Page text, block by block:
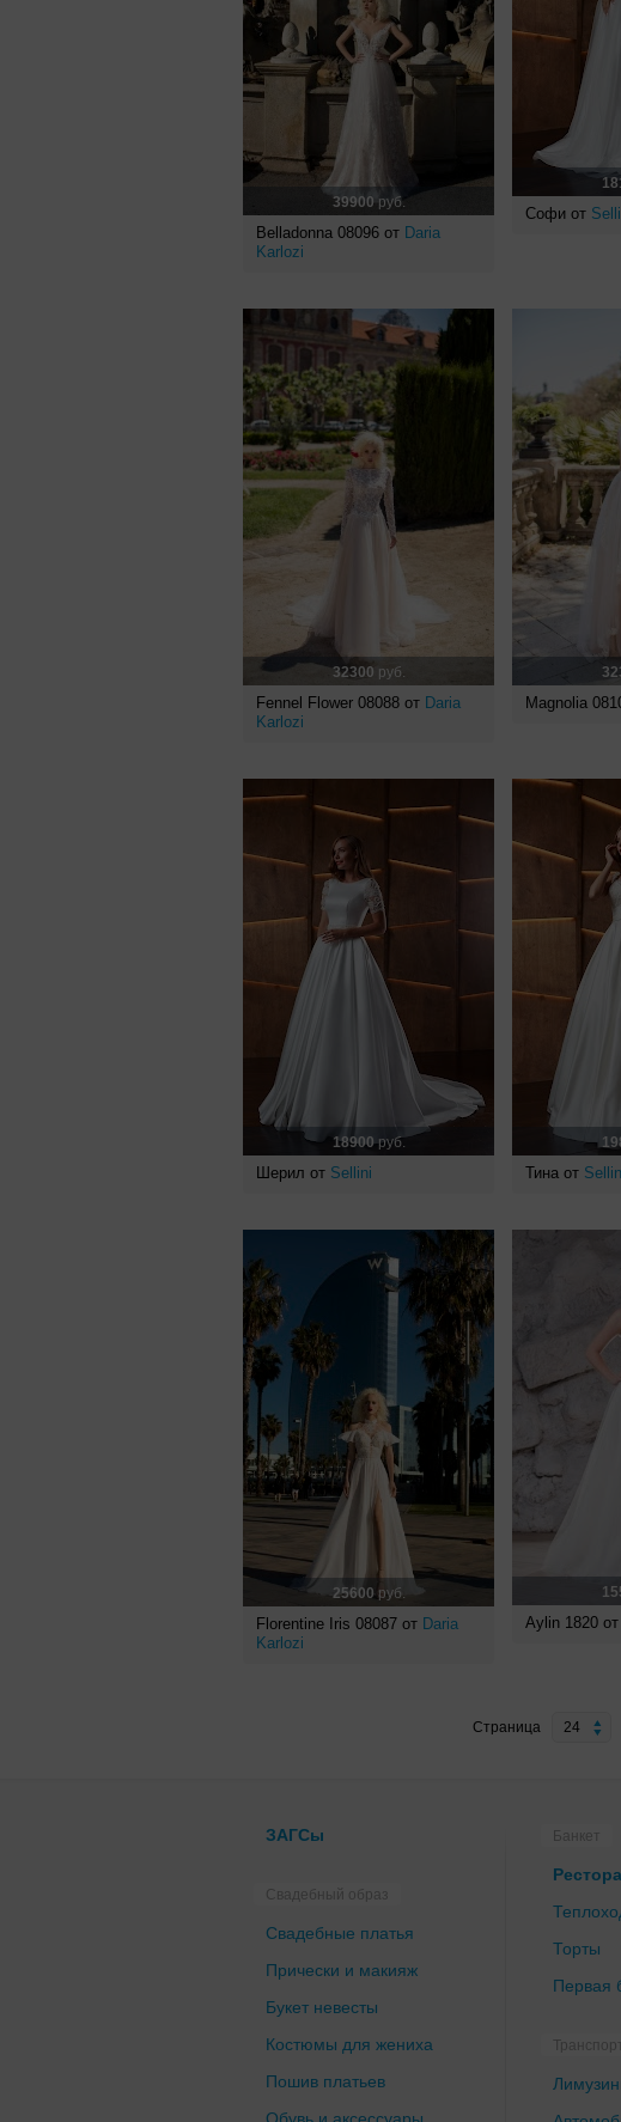
39900руб.
Belladonna 08096 от Daria
Karlozi
Софи от
32300 руб.
Fennel Flower 08088 от Daria
Karlozi
Magnolia
18900руб.
Шерил от Sellini Тина от
25600руб.
Florentine Iris 08087 от Daria
Karlozi
Aylin 1820 от
Страница
ЗАГСы
Свадебный образ
Свадебные платья
Прически и макияж
Букет невесты
Костюмы для жениха
Пошив платьев
Банкет
Торты
Первая
Транспорт